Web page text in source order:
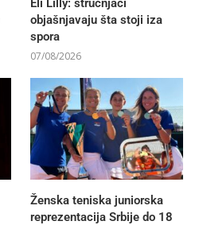
Eli Lilly: stručnjaci
objašnjavaju šta stoji iza
spora
07/08/2026
Ženska teniska juniorska
reprezentacija Srbije do 18